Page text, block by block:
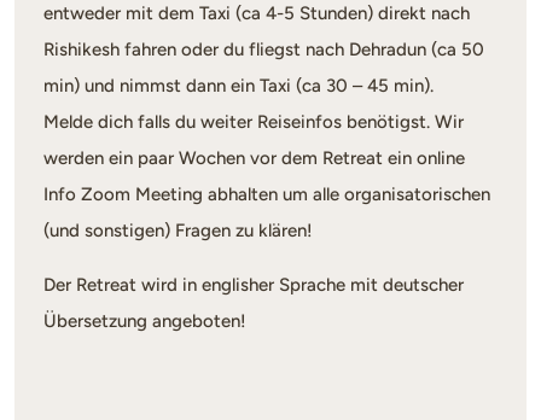
entweder mit dem Taxi (ca 4-5 Stunden) direkt nach
Rishikesh fahren oder du fliegst nach Dehradun (ca 50
min) und nimmst dann ein Taxi (ca 30 – 45 min).
Melde dich falls du weiter Reiseinfos benötigst. Wir
werden ein paar Wochen vor dem Retreat ein online
Info Zoom Meeting abhalten um alle organisatorischen
(und sonstigen) Fragen zu klären!
Der Retreat wird in englisher Sprache mit deutscher
Übersetzung angeboten!